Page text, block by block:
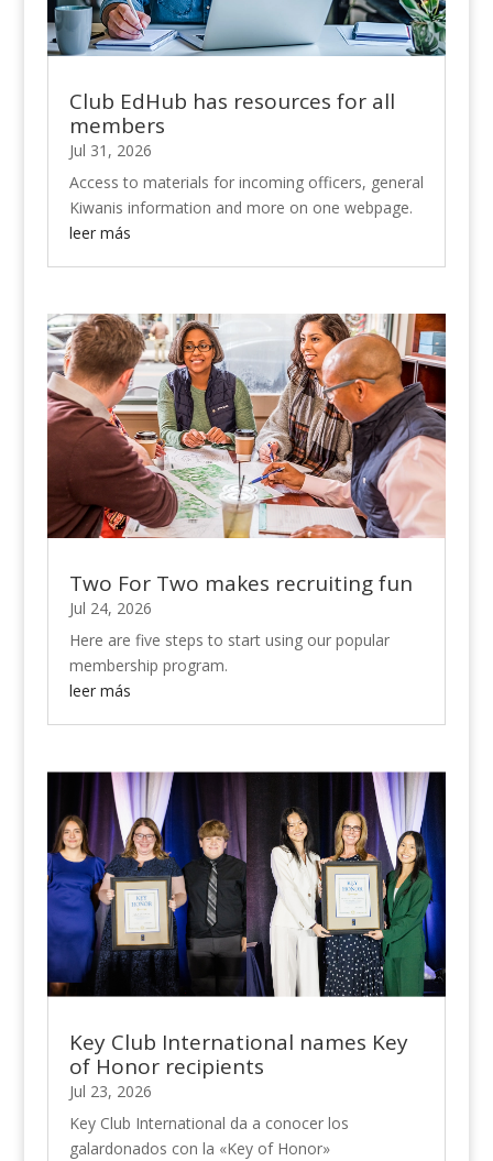
Club EdHub has resources for all
members
Jul 31, 2026
Access to materials for incoming officers, general
Kiwanis information and more on one webpage.
leer más
Two For Two makes recruiting fun
Jul 24, 2026
Here are five steps to start using our popular
membership program.
leer más
Key Club International names Key
of Honor recipients
Jul 23, 2026
Key Club International da a conocer los
galardonados con la «Key of Honor»